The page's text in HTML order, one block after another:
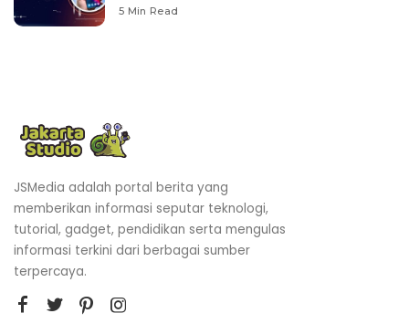
5 Min Read
JSMedia adalah portal berita yang
memberikan informasi seputar teknologi,
tutorial, gadget, pendidikan serta mengulas
informasi terkini dari berbagai sumber
terpercaya.